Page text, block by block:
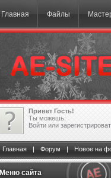
Главная Файлы
Привет Гость!
Ты можешь:
Войти или
Главная | Форум | Новое на
Меню сайта